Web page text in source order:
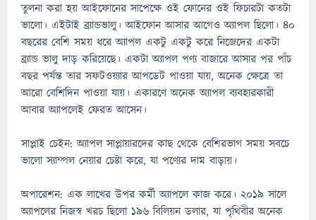
তুলনা করা হয় আইফোনের সাপেক্ষে ওই ফোনের ওই ফিচারটা কতটা
ভালো। এইটাই ব্র্যান্ডভালু। আইফোন আসার আগেও অ্যাপল ছিলো। ৪০
বছরের বেশি সময় ধরে অ্যাপল একটু একটু করে নিজেদের একটা
ব্র্যান্ড ভালু দাড় করিয়েছে। একটা অ্যাপল পণ্য বাজারে আসার পর পাঁচ
বছর পর্যন্ত তার সফটওয়্যার আপডেট পাওয়া যায়, অনেক ক্ষেত্রে তা
আরো বেশিদিন পাওয়া যায়। একারণে অনেক অ্যাপল ব্যবহারকারী
আবার অ্যাপলেই ফেরত আসেন।
সাপ্লাই চেইন: অ্যাপল সাপ্লায়ারদের কাছ থেকে বেশিরভাগ সময় সবচে
ভালো স্যাম্পল নেয়ার চেষ্টা করে, যা পণ্যের দাম বাড়ায়।
অপারেশন: এক লাখের উপর কর্মী অ্যাপলে কাজ করে। ২০১৯ সালে
অ্যাপলের নিজস্ব খরচ ছিলো ১৯৬ বিলিয়ন ডলার, যা পৃথিবীর অনেক